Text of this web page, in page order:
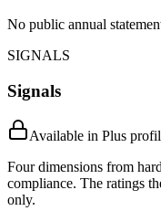
No public annual
SIGNALS
Signals
Available in Plus
Four dimensions from
compliance. The ratings
only.